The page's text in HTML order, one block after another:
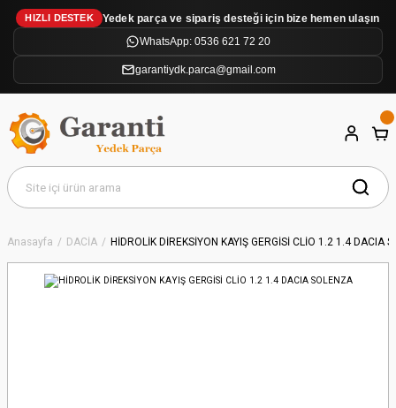
HIZLI DESTEK
Yedek parça ve sipariş desteği için bize hemen ulaşın
WhatsApp: 0536 621 72 20
garantiydk.parca@gmail.com
Anasayfa DACİA HİDROLİK DİREKSİYON KAYIŞ GERGİSİ CLİO 1.2 1.4 DACIA